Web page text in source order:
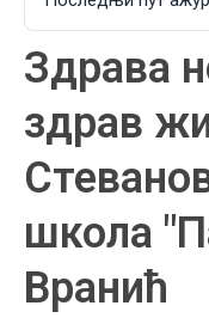
Здрава
здрав
школа
Вранић